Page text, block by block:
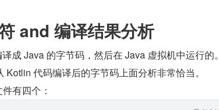
and 编译结果分析
成 Java 的字节码，然后在 Java 虚拟机中运行的
代码编译后的字节码上面分析非常恰当。
有四个：